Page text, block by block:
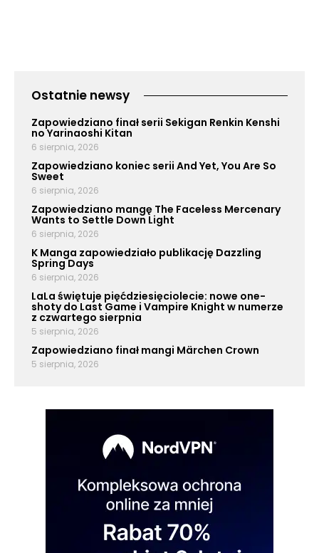
Ostatnie newsy
Zapowiedziano finał serii Sekigan Renkin Kenshi
no Yarinaoshi Kitan
6 sierpnia, 2026
Zapowiedziano koniec serii And Yet, You Are So
Sweet
6 sierpnia, 2026
Zapowiedziano mangę The Faceless Mercenary
Wants to Settle Down Light
6 sierpnia, 2026
K Manga zapowiedziało publikację Dazzling
Spring Days
6 sierpnia, 2026
LaLa świętuje pięćdziesięciolecie: nowe one-
shoty do Last Game i Vampire Knight w numerze
z czwartego sierpnia
5 sierpnia, 2026
Zapowiedziano finał mangi Märchen Crown
5 sierpnia, 2026